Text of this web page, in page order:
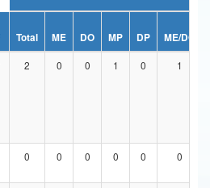
e Comunicações
Direitos Humanos
Total ME DO MP DP ME/DO
2 0 0 1 0 1
0 0 0 0 0 0